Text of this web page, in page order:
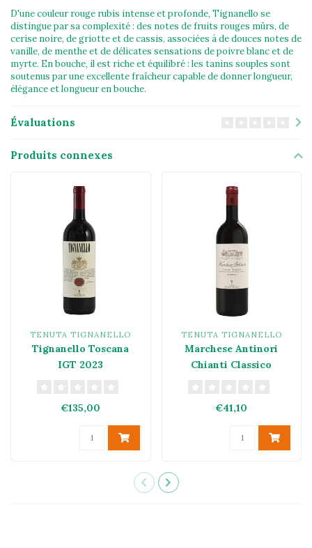
D'une couleur rouge rubis intense et profonde, Tignanello se
distingue par sa complexité : des notes de fruits rouges mûrs, de
cerise noire, de griotte et de cassis, associées à de douces notes de
vanille, de menthe et de délicates sensations de poivre blanc et de
myrte. En bouche, il est riche et équilibré : les tanins souples sont
soutenus par une excellente fraîcheur capable de donner longueur,
élégance et longueur en bouche.
Évaluations
Produits connexes
TENUTA TIGNANELLO
Tignanello Toscana
IGT 2023
€135,00
TENUTA TIGNANELLO
Marchese Antinori
Chianti Classico
€41,10